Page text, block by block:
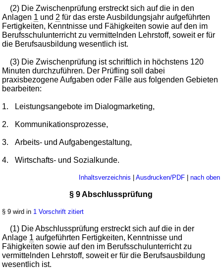
(2) Die Zwischenprüfung erstreckt sich auf die in den
Anlagen 1 und 2 für das erste Ausbildungsjahr aufgeführten
Fertigkeiten, Kenntnisse und Fähigkeiten sowie auf den im
Berufsschulunterricht zu vermittelnden Lehrstoff, soweit er für
die Berufsausbildung wesentlich ist.
(3) Die Zwischenprüfung ist schriftlich in höchstens 120
Minuten durchzuführen. Der Prüfling soll dabei
praxisbezogene Aufgaben oder Fälle aus folgenden Gebieten
bearbeiten:
1. Leistungsangebote im Dialogmarketing,
2. Kommunikationsprozesse,
3. Arbeits- und Aufgabengestaltung,
4. Wirtschafts- und Sozialkunde.
Inhaltsverzeichnis | Ausdrucken/PDF| nach oben
§ 9 Abschlussprüfung
§ 9 wird in 1 Vorschrift zitiert
(1) Die Abschlussprüfung erstreckt sich auf die in der
Anlage 1 aufgeführten Fertigkeiten, Kenntnisse und
Fähigkeiten sowie auf den im Berufsschulunterricht zu
vermittelnden Lehrstoff, soweit er für die Berufsausbildung
wesentlich ist.